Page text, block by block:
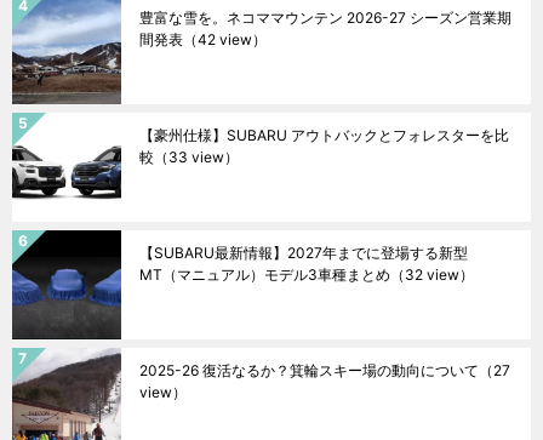
豊富な雪を。ネコママウンテン 2026-27 シーズン営業期
間発表 （42 view）
【豪州仕様】SUBARU アウトバックとフォレスターを比
較 （33 view）
【SUBARU最新情報】2027年までに登場する新型
MT（マニュアル）モデル3車種まとめ （32 view）
2025-26 復活なるか？箕輪スキー場の動向について （27
view）